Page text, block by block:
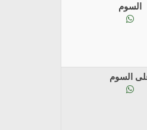
السوم
السوم